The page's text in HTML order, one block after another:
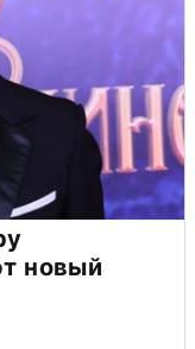
новый